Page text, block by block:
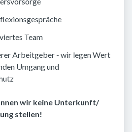
Team
Arbeitgeber - wir legen Wert
Umgang und
wir keine Unterkunft/
stellen!